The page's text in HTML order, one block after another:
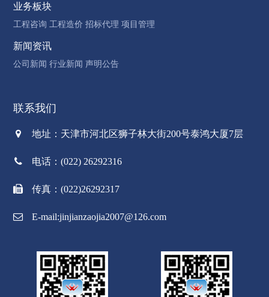
业务板块
工程咨询 工程造价 招标代理 项目管理
新闻资讯
公司新闻 行业新闻 声明公告
联系我们
地址：天津市河北区狮子林大街200号泰鸿大厦7层
电话：(022) 26292316
传真：(022)26292317
E-mail:jinjianzaojia2007@126.com